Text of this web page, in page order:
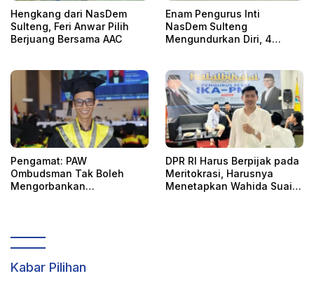
Hengkang dari NasDem
Sulteng, Feri Anwar Pilih
Berjuang Bersama AAC
Enam Pengurus Inti
NasDem Sulteng
Mengundurkan Diri, 4
Pengamat: PAW
Ombudsman Tak Boleh
Mengorbankan
DPR RI Harus Berpijak pada
Meritokrasi, Harusnya
Menetapkan Wahida Suaib
Kabar Pilihan